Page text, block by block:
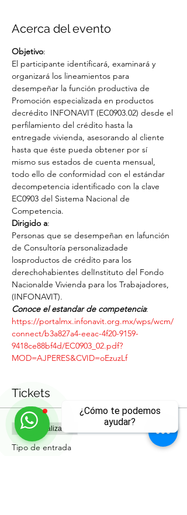
¿Cómo te podemos
ayudar?
Acerca del evento
Objetivo:
El participante identificará, examinará y
organizará los lineamientos para
desempeñar la función productiva de
Promoción especializada en productos
decrédito INFONAVIT (EC0903.02) desde el
perfilamiento del crédito hasta la
entregade vivienda, asesorando al cliente
hasta que éste pueda obtener por sí
mismo sus estados de cuenta mensual,
todo ello de conformidad con el estándar
decompetencia identificado con la clave
EC0903 del Sistema Nacional de
Competencia.
Dirigido a:
Personas que se desempeñan en lafunción
de Consultoría personalizadade
losproductos de crédito para los
derechohabientes delInstituto del Fondo
Nacionalde Vivienda para los Trabajadores,
(INFONAVIT).
Conoce el estandar de competencia:
https://portalmx.infonavit.org.mx/wps/wcm/
connect/b3a827a4-eeac-4f20-9159-
9418ce88bf4d/EC0903_02.pdf?
MOD=AJPERES&CVID=oEzuzLf
Tickets
Venta finalizada
Tipo de entrada